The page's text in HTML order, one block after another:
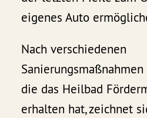
eigenes Auto
Nach verschiedenen
die das Heilbad
erhalten hat, zeichnet